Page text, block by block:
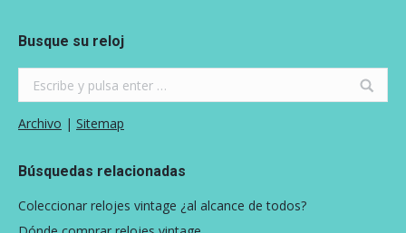
Busque su reloj
Archivo | Sitemap
Búsquedas relacionadas
Coleccionar relojes vintage ¿al alcance de todos?